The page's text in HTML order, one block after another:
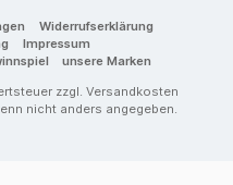
Widerrufserklärung
Impressum
unsere Marken
zzgl. Versandkosten
nicht anders angegeben.